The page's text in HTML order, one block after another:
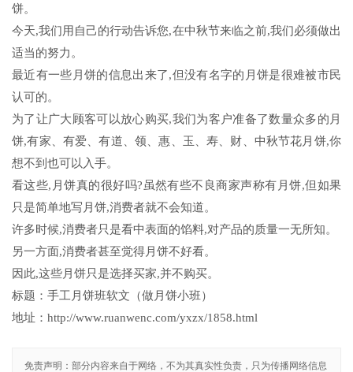
饼。
今天,我们用自己的行动告诉您,在中秋节来临之前,我们必须做出
适当的努力。
最近有一些月饼的信息出来了,但没有名字的月饼是很难被市民
认可的。
为了让广大顾客可以放心购买,我们为客户准备了数量众多的月
饼,有家、有爱、有道、领、惠、玉、寿、财、中秋节花月饼,你
想不到也可以入手。
看这些,月饼真的很好吗?虽然有些不良商家声称有月饼,但如果
只是简单地写月饼,消费者就不会知道。
许多时候,消费者只是看中表面的馅料,对产品的质量一无所知。
另一方面,消费者甚至觉得月饼不好看。
因此,这些月饼只是选择买家,并不购买。
标题：手工月饼班软文（做月饼小班）
地址：http://www.ruanwenc.com/yxzx/1858.html
免责声明：部分内容来自于网络，不为其真实性负责，只为传播网络信息